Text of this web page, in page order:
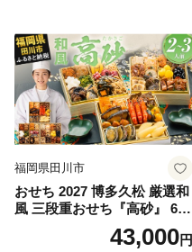
福岡県田川市
おせち 2027 博多久松 厳選和
風 三段重おせち『高砂』 6.5
寸 3段重 2～3人前 おせち料
理 重箱 お正月 冷凍おせち 縁
43,000円